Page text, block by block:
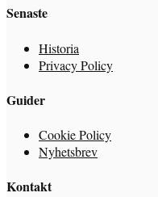
Senaste
Historia
Privacy Policy
Guider
Cookie Policy
Nyhetsbrev
Kontakt